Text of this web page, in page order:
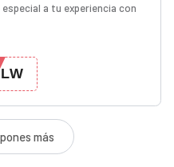
a tu experiencia con
más